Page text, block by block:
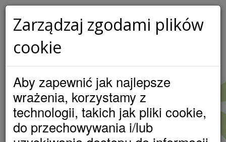
Zarządzaj zgodami plików
cookie
Aby zapewnić jak najlepsze
wrażenia, korzystamy z
technologii, takich jak pliki cookie,
do przechowywania i/lub
LOKATA W SAM RAZ DLA
CIEBIE!
MASZ OSZCZĘDNOŚCI? ZAINWESTUJ JE I PATRZ JAK
SZYBKO ROSNĄ!
Atrakcyjne oprocentowanie